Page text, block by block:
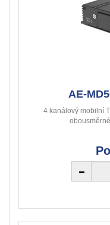
AE-
4 kanálový mobilní